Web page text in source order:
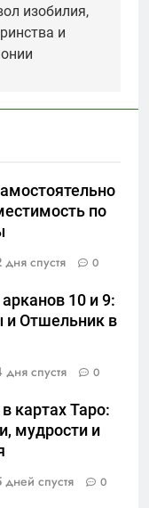
изобилия,
и
по
дня спустя 0
10 и 9:
и Отшельник в
дня спустя 0
картах Таро:
мудрости и
дней спустя 0